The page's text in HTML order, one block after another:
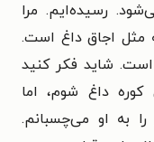
رسیده‌ایم. مرا
مثل اجاق داغ است.
شاید فکر کنید
داغ شوم، اما
به او می‌چسبانم.